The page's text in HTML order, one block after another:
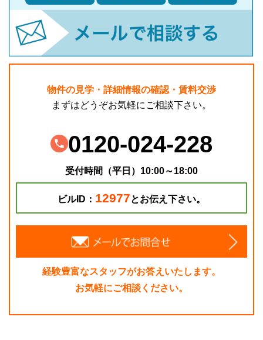
物件の見学・詳細情報の確認・賃料交渉
まずはどうぞお気軽にご相談下さい。
0120-024-228
受付時間（平日）10:00～18:00
ビルID： 12977とお伝え下さい。
経験豊富なスタッフがお答えいたします。
お気軽にご相談ください。